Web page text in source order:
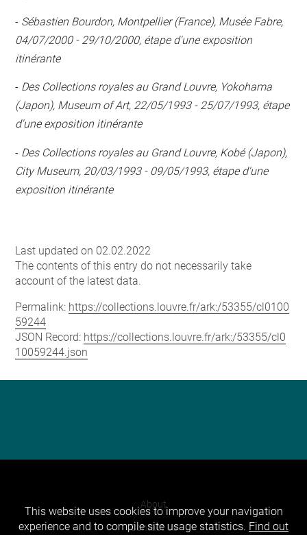
- Sébastien Bourdon, Montpellier (France), Musée Fabre,
04/07/2000 - 29/10/2000, étape d'une exposition
itinérante
- Des Collections royales au Grand Louvre, Yokohama
(Japon), Museum of Art, 22/05/1993 - 25/07/1993, étape
d'une exposition itinérante
- Des Collections royales au Grand Louvre, Kobé (Japon),
City Museum, 20/03/1993 - 09/05/1993, étape d'une
exposition itinérante
Last updated on 02.02.2022
The contents of this entry do not necessarily take
account of the latest data.
Permalink: https://collections.louvre.fr/ark:/53355/cl0100
59244
JSON Record: https://collections.louvre.fr/ark:/53355/cl0
10059244.json
About
Contact Us
This website uses cookies to improve your navigation
experience and to compile site usage statistics. Find out